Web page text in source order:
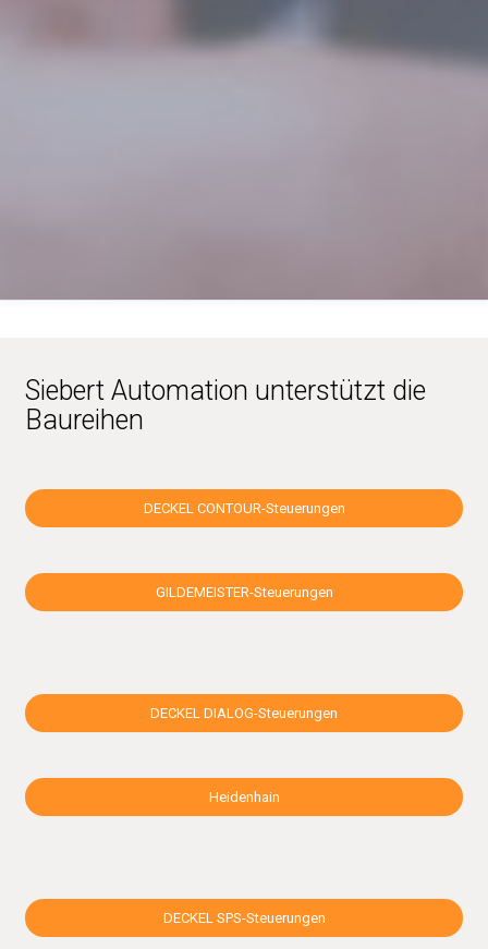
Siebert Automation unterstützt die
Baureihen
DECKEL CONTOUR-Steuerungen
GILDEMEISTER-Steuerungen
DECKEL DIALOG-Steuerungen
Heidenhain
DECKEL SPS-Steuerungen